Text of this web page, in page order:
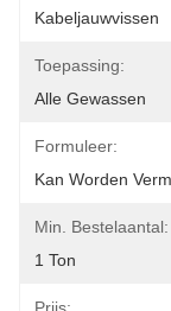
Kabeljauwvissen
Toepassing:
Alle Gewassen
Formuleer:
Kan Worden
Min. Bestelaantal:
1 Ton